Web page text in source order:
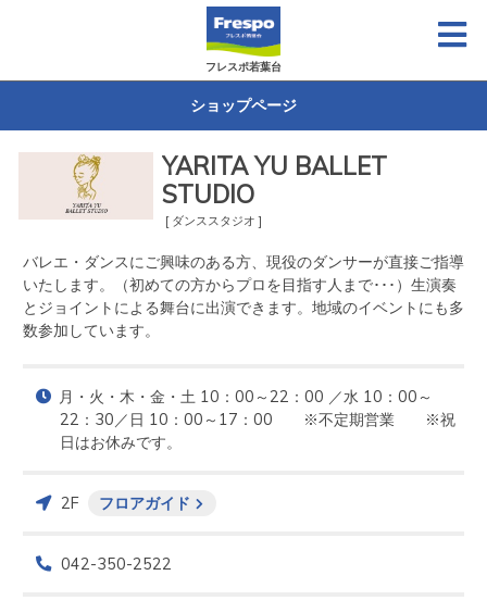
フレスポ若葉台
ショップページ
YARITA YU BALLET
STUDIO
[ ダンススタジオ ]
バレエ・ダンスにご興味のある方、現役のダンサーが直接ご指導
いたします。（初めての方からプロを目指す人まで･･･）生演奏
とジョイントによる舞台に出演できます。地域のイベントにも多
数参加しています。
月・火・木・金・土 10：00～22：00 ／水 10：00～
22：30／日 10：00～17：00　　※不定期営業　　※祝
日はお休みです。
2F フロアガイド
042-350-2522